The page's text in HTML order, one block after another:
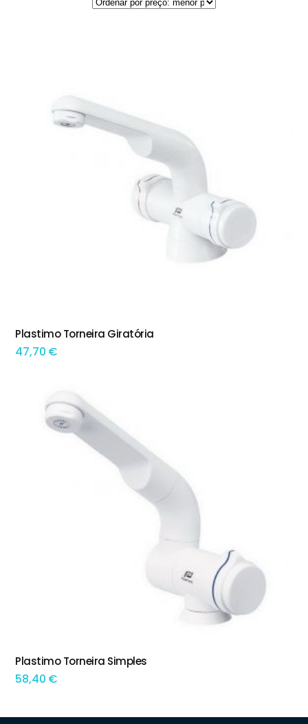
ADICIONAR
Plastimo Torneira Giratória
47,70 €
ADICIONAR
Plastimo Torneira Simples
58,40 €